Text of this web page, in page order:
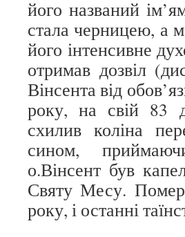
його названий
стала черницею, а
його інтенсивне
отримав дозвіл
Вінсента від
року, на свій 83
схилив коліна
сином,
о.Вінсент був
Святу Месу.
року, і останні